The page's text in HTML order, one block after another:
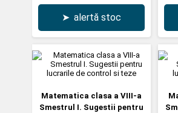
➤ alertă stoc
Matematica clasa a VIII-a
Smestrul I. Sugestii pentru